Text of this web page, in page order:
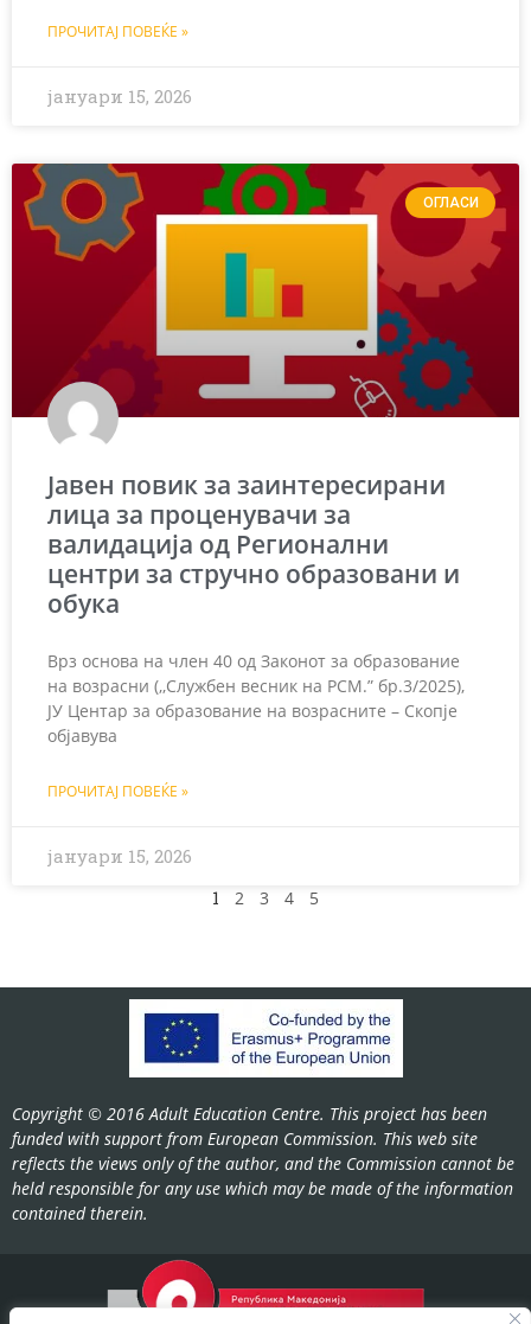
ПРОЧИТАЈ ПОВЕЌЕ »
јануари 15, 2026
ОГЛАСИ
Јавен повик за заинтересирани
лица за проценувачи за
валидација од Регионални
центри за стручно образовани и
обука
Врз основа на член 40 од Законот за образование
на возрасни (,,Службен весник на РСМ.” бр.3/2025),
ЈУ Центар за образование на возрасните – Скопје
објавува
ПРОЧИТАЈ ПОВЕЌЕ »
јануари 15, 2026
1 2 3 4 5
Copyright © 2016 Adult Education Centre. This project has been
funded with support from European Commission. This web site
reflects the views only of the author, and the Commission cannot be
held responsible for any use which may be made of the information
contained therein.